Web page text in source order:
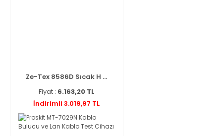
Ze-Tex 8586D Sıcak H ...
Fiyat : 6.163,20 TL
İndirimli 3.019,97 TL